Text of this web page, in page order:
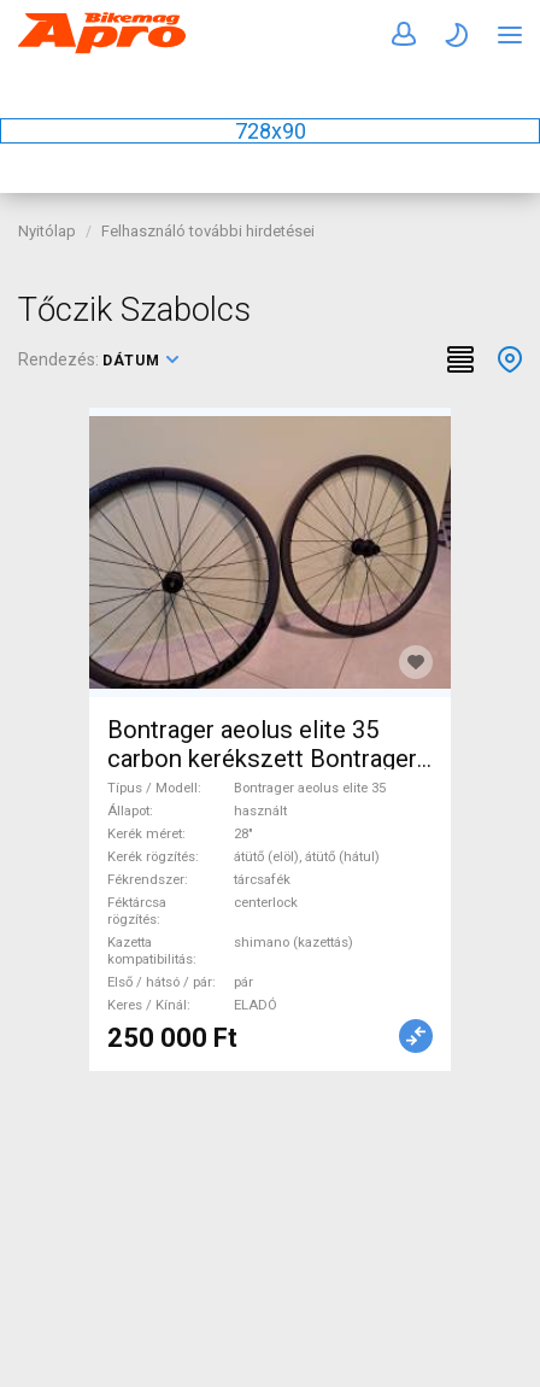
728x90
Nyitólap Felhasználó további hirdetései
Tőczik Szabolcs
Rendezés: DÁTUM
Bontrager aeolus elite 35
carbon kerékszett Bontrager
aeolus elite 35 Országúti /
Gravel / Triatlon Alkatrész,
Országúti Kerék / Felni / Gumi
28" használt ELADÓ
Típus / Modell
Bontrager aeolus elite 35
Állapot
használt
Kerék méret
28"
Kerék rögzítés
átütő (elöl), átütő (hátul)
Fékrendszer
tárcsafék
Féktárcsa
rögzítés
centerlock
Kazetta
kompatibilitás
shimano (kazettás)
Első / hátsó / pár
pár
Keres / Kínál
ELADÓ
250 000 Ft